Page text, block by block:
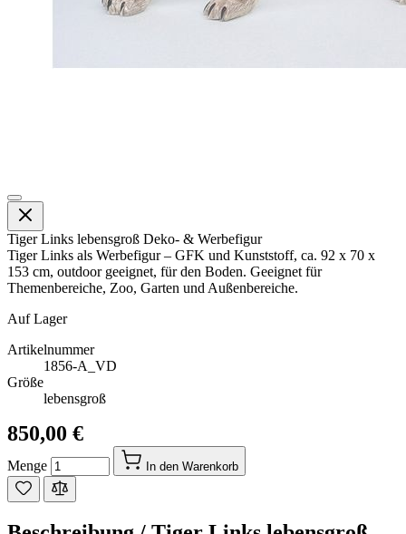
Tiger Links lebensgroß Deko- & Werbefigur
Tiger Links als Werbefigur – GFK und Kunststoff, ca. 92 x 70 x
153 cm, outdoor geeignet, für den Boden. Geeignet für
Themenbereiche, Zoo, Garten und Außenbereiche.
Auf Lager
Artikelnummer
1856-A_VD
Größe
lebensgroß
850,00 €
Menge In den Warenkorb